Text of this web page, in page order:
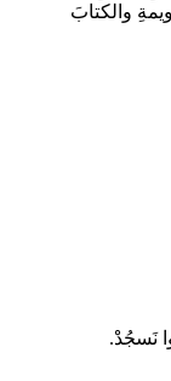
والكتابَ
نَسجُدْ.